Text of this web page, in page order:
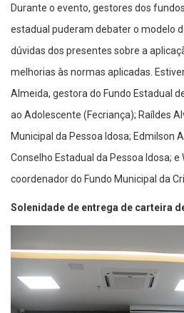
Durante o evento, gestores dos
estadual puderam debater o modelo
dúvidas dos presentes sobre a
melhorias às normas aplicadas.
Almeida, gestora do Fundo Estadual
ao Adolescente (Fecriança); Raíldes
Municipal da Pessoa Idosa; Edmilson
Conselho Estadual da Pessoa Idosa; e
coordenador do Fundo Municipal da
Solenidade de entrega de carteira